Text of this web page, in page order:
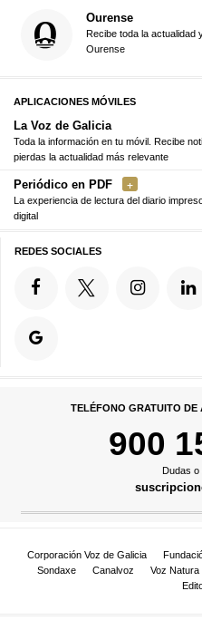
Ourense
Recibe toda la actualidad
Ourense
APLICACIONES MÓVILES
La Voz de Galicia
Toda la información en tu móvil. Recibe
pierdas la actualidad más relevante
Periódico en PDF
La experiencia de lectura del diario
digital
REDES SOCIALES
TELÉFONO GRATUITO DE
900
Dudas o
Corporación Voz de Galicia
Sondaxe
Canalvoz Voz Natura